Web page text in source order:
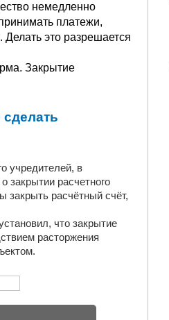
немедленно
платежи,
это разрешается
Закрытие
учредителей, в
закрытии расчетного
закрыть расчётный счёт,
что закрытие
расторжения